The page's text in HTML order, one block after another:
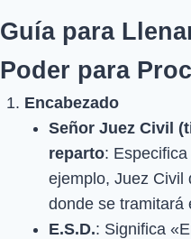
Guía para
Poder para
Encabezado
Señor Juez Civil
reparto:
ejemplo, Juez Civil
donde se tramitará
E.S.D.: Significa